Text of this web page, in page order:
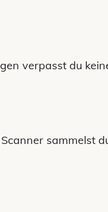
verpasst du
sammelst